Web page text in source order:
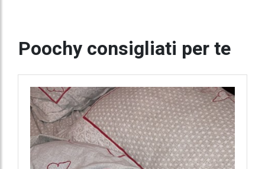
Poochy consigliati per te